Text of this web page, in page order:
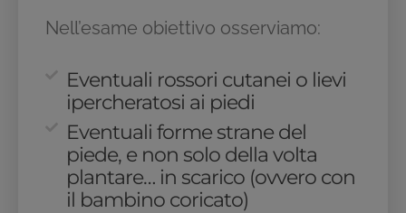
Nell’esame obiettivo osserviamo:
Eventuali rossori cutanei o lievi
ipercheratosi ai piedi
Eventuali forme strane del
piede, e non solo della volta
plantare… in scarico (ovvero con
il bambino coricato)